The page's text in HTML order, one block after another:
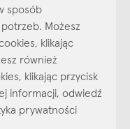
ręki, zapisz się już
sposób
Możesz
klikając
również
klikając przycisk
informacji, odwiedź
prywatności